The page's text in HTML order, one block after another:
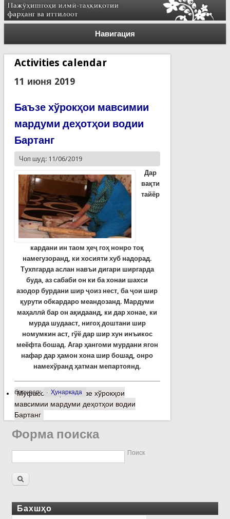
Навигация
Activities calendar
11 июня 2019
Баъзе хўрокҳои мавсимии
мардуми деҳотҳои водии
Бартанг
Чоп шуд: 11/06/2019
Дар
вақти
тайёр
кардани ин таом ҳеҷ гоҳ нонро тоқ
намегузоранд, ки хосияти хуб надорад.
Тухпгарда аслан навъи дигари ширгарда
буда, аз сабаби он ки ба хонаи шахси
азодор бурдани шир ҷоиз нест, ба ҷои шир
қурути обкардаро меандозанд. Мардуми
маҳаллӣ бар он ақидаанд, ки дар хонае, ки
мурда шудааст, нигоҳ доштани шир
номумкин аст, гўё дар шир хун инъикос
меёфта бошад. Агар ҳангоми мурдани ягон
нафар дар ҳамон хона шир бошад, онро
намехўранд ҳатман мепартоянд.
барчасп: Ҳунаркада
Муфассалтаро Баъзе хўрокҳои
мавсимии мардуми деҳотҳои водии
Бартанг
Форма поиска
Поиск
Бахшҳо